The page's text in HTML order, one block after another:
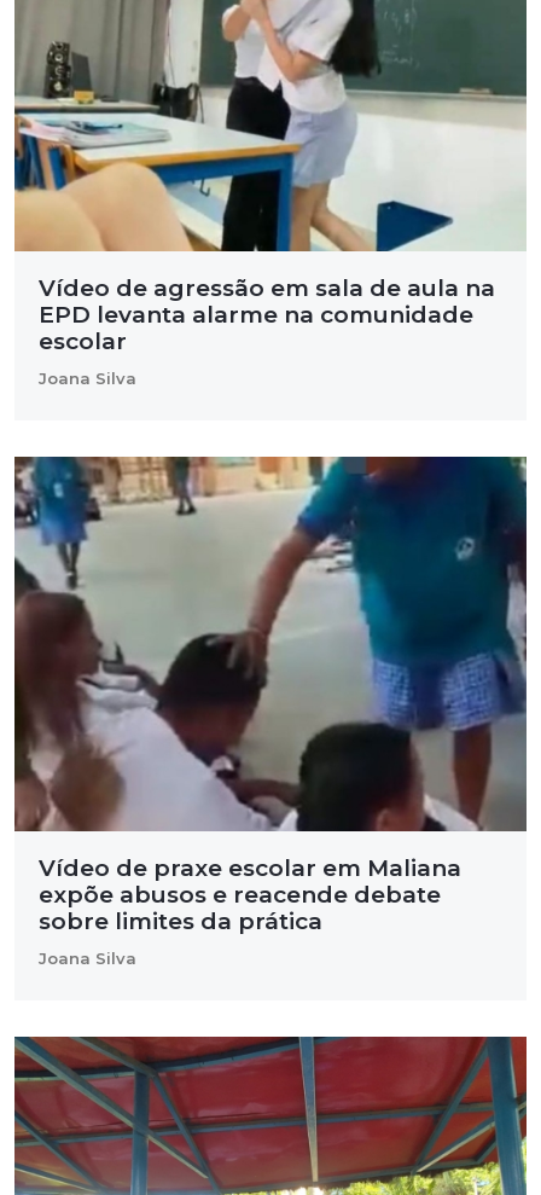
Vídeo de agressão em sala de aula na
EPD levanta alarme na comunidade
escolar
Joana Silva
Vídeo de praxe escolar em Maliana
expõe abusos e reacende debate
sobre limites da prática
Joana Silva